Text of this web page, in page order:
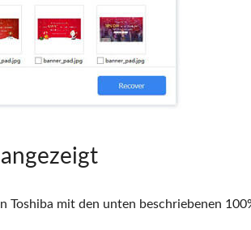
Toshiba mit den unten beschriebenen